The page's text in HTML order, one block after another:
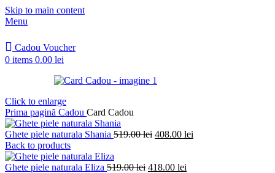
Skip to main content
Menu
Cadou Voucher
0 items 0.00 lei
Click to enlarge
Prima pagină Cadou Card Cadou
Ghete piele naturala Shania 519.00lei Prețul
fost:
408.00 lei
Back to products
Ghete piele naturala Eliza 519.00lei Prețul
418.00 lei